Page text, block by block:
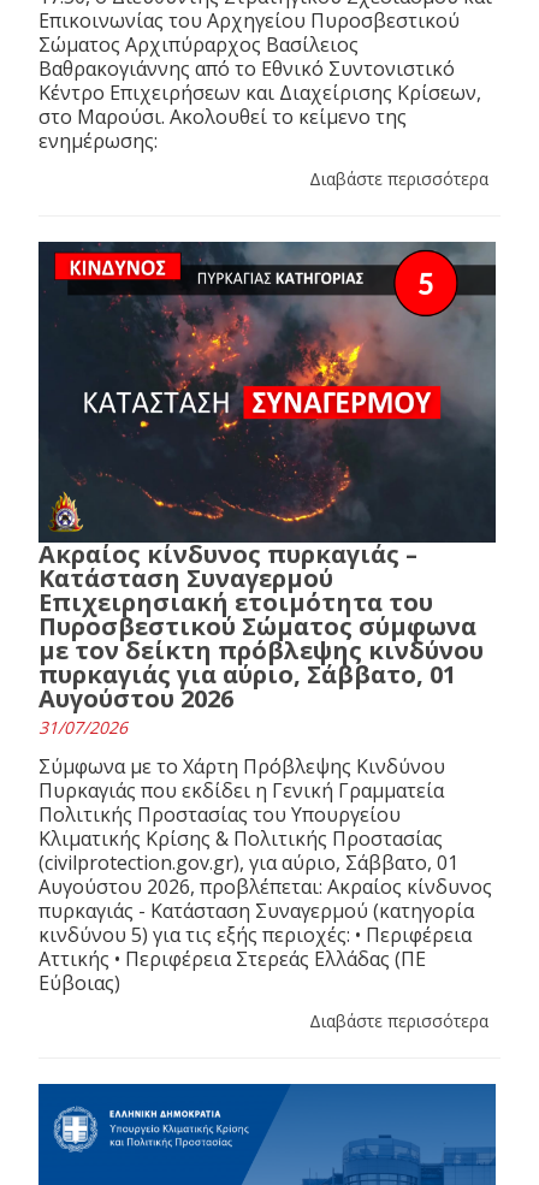
Επικοινωνίας του Αρχηγείου Πυροσβεστικού
Σώματος Αρχιπύραρχος Βασίλειος
Βαθρακογιάννης από το Εθνικό Συντονιστικό
Κέντρο Επιχειρήσεων και Διαχείρισης Κρίσεων,
στο Μαρούσι. Ακολουθεί το κείμενο της
ενημέρωσης:
Διαβάστε περισσότερα
Ακραίος κίνδυνος πυρκαγιάς –
Κατάσταση Συναγερμού
Επιχειρησιακή ετοιμότητα του
Πυροσβεστικού Σώματος σύμφωνα
με τον δείκτη πρόβλεψης κινδύνου
πυρκαγιάς για αύριο, Σάββατο, 01
Αυγούστου 2026
31/07/2026
Σύμφωνα με το Χάρτη Πρόβλεψης Κινδύνου
Πυρκαγιάς που εκδίδει η Γενική Γραμματεία
Πολιτικής Προστασίας του Υπουργείου
Κλιματικής Κρίσης & Πολιτικής Προστασίας
(civilprotection.gov.gr), για αύριο, Σάββατο, 01
Αυγούστου 2026, προβλέπεται: Ακραίος κίνδυνος
πυρκαγιάς - Κατάσταση Συναγερμού (κατηγορία
κινδύνου 5) για τις εξής περιοχές: • Περιφέρεια
Αττικής • Περιφέρεια Στερεάς Ελλάδας (ΠΕ
Εύβοιας)
Διαβάστε περισσότερα